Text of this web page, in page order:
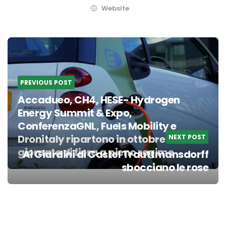
Website
Post
navigation
PREVIOUS POST
Accadueo, CH4, HESE- Hydrogen
Energy Summit & Expo,
ConferenzaGNL, Fuels Mobility e
Dronitaly ripartono in ottobre con tre
giornate di fiera a pieno regime
NEXT POST
Ai Giardini di Castel Trauttmansdorff
sbocciano le rose